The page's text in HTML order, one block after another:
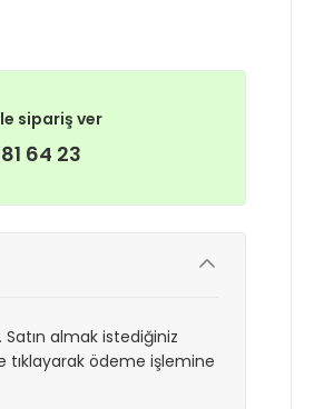
sipariş ver
64 23
almak istediğiniz
tıklayarak ödeme işlemine